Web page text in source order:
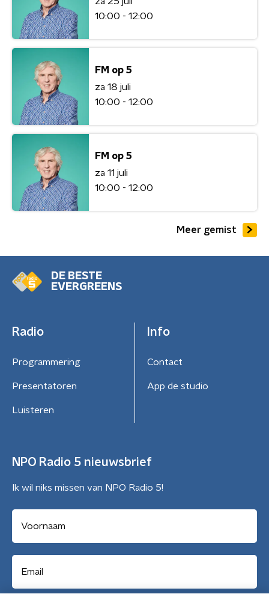
10:00 - 12:00
FM op 5
za 18 juli
10:00 - 12:00
FM op 5
za 11 juli
10:00 - 12:00
Meer gemist
DE BESTE
EVERGREENS
Radio
Programmering
Presentatoren
Luisteren
Info
Contact
App de studio
NPO Radio 5 nieuwsbrief
Ik wil niks missen van NPO Radio 5!